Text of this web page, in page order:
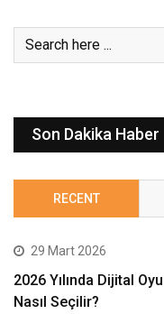
Son Dakika Haber
RECENT
29 Mart 2026
2026 Yılında Dijital
Nasıl Seçilir?